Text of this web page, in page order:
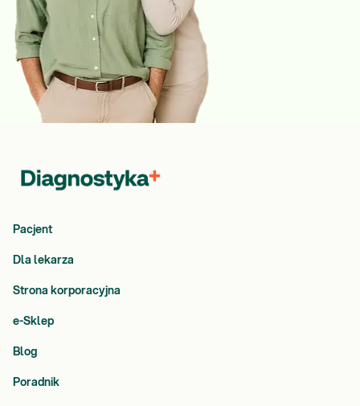
Pacjent
Dla lekarza
Strona korporacyjna
e-Sklep
Blog
Poradnik